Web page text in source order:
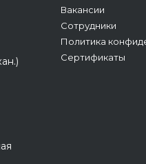
Вакансии
Сотрудники
Политика
Сертификаты